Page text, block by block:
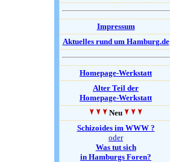
Impressum
Aktuelles rund um Hamburg.de
Homepage-Werkstatt
Alter Teil der
Homepage-Werkstatt
Neu
Schizoides im WWW ?
oder
Was tut sich
in Hamburgs Foren?